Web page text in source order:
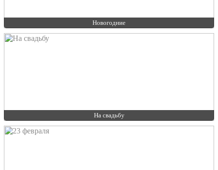
Новогодние
На свадьбу